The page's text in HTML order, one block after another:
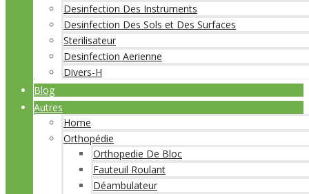
Desinfection Des Instruments
Desinfection Des Sols et Des Surfaces
Sterilisateur
Desinfection Aerienne
Divers-H
Blog
Autres
Home
Orthopédie
Orthopedie De Bloc
Fauteuil Roulant
Déambulateur